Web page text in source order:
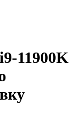
11900K